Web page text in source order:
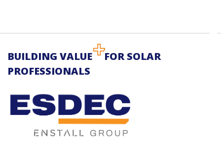
BUILDING VALUE
FOR SOLAR
PROFESSIONALS